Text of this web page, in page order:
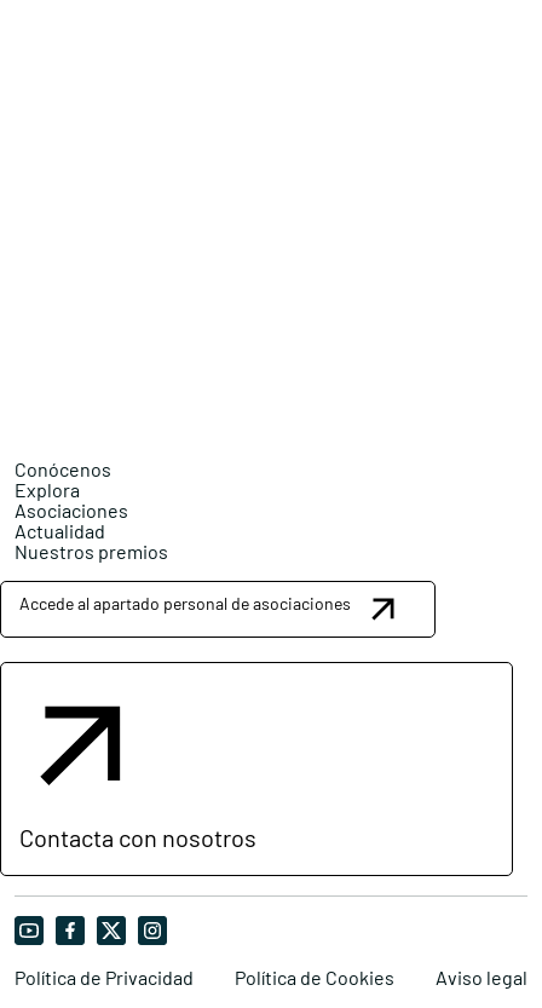
Conócenos
Explora
Asociaciones
Actualidad
Nuestros premios
Accede al apartado personal de asociaciones
Contacta con nosotros
Política de Privacidad Política de Cookies Aviso legal